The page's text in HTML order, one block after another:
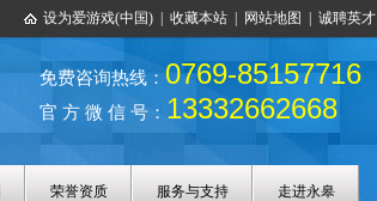
设为爱游戏(中国) 收藏本站 网站地图 诚聘英才
免费咨询热线： 0769-85157716
官 方 微 信 号： 13332662668
荣誉资质 服务与支持 走进永皋